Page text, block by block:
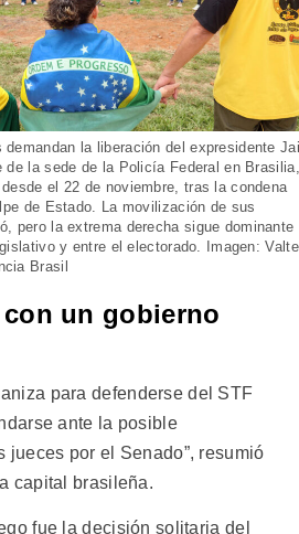
demandan la liberación del expresidente
de la sede de la Policía Federal en Brasilia,
el 22 de noviembre, tras la condena
de Estado. La movilización de sus
pero la extrema derecha sigue dominante
y entre el electorado. Imagen:
Brasil
un gobierno
para defenderse del STF
ante la posible
jueces por el Senado”, resumió
capital brasileña.
fue la decisión solitaria del